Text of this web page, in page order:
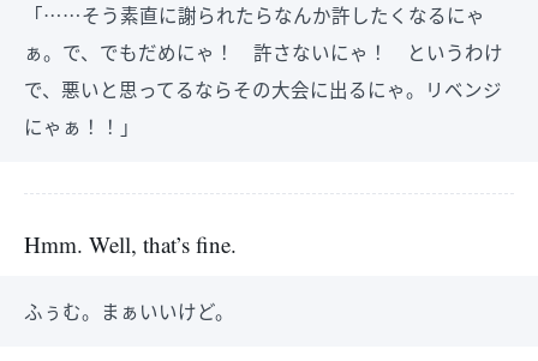
「……そう素直に謝られたらなんか許したくなるにゃ
ぁ。で、でもだめにゃ！ 許さないにゃ！ というわけ
で、悪いと思ってるならその大会に出るにゃ。リベンジ
にゃぁ！！」
Hmm. Well, that’s fine.
ふぅむ。まぁいいけど。